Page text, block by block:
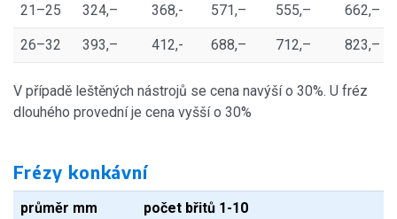
21–25 324,– 368,- 571,– 555,– 662,–
26–32 393,– 412,- 688,– 712,– 823,–
V případě leštěných nástrojů se cena navýší o 30%. U fréz
dlouhého provední je cena vyšší o 30%
Frézy konkávní
průměr mm počet břitů 1-10